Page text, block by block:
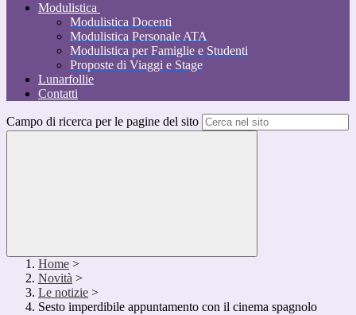
Modulistica
Modulistica Docenti
Modulistica Personale ATA
Modulistica per Famiglie e Studenti
Proposte di Viaggi e Stage
Lunarfollie
Contatti
Campo di ricerca per le pagine del sito
Home >
Novità >
Le notizie >
Sesto imperdibile appuntamento con il cinema spagnolo